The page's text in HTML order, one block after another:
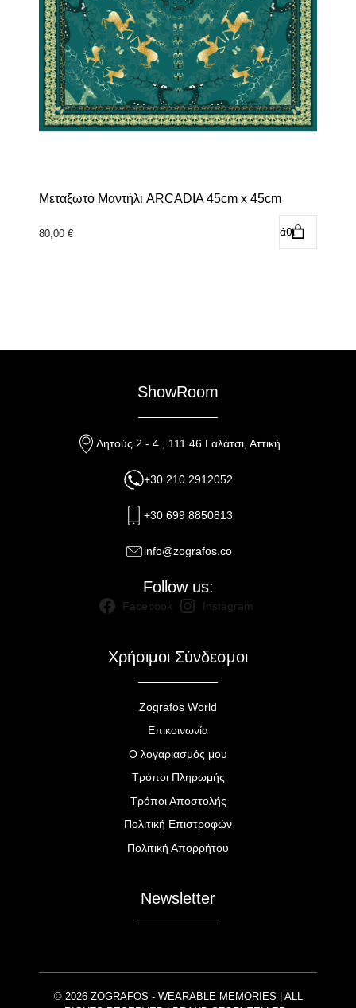
Μεταξωτό Μαντήλι ARCADIA 45cm x 45cm
80,00 € Προσθήκη στο καλάθι
ShowRoom
Λητούς 2 - 4 , 111 46 Γαλάτσι, Αττική
+30 210 2912052
+30 699 8850813
info@zografos.co
Follow us:
Facebook Instagram
Χρήσιμοι Σύνδεσμοι
Zografos World
Επικοινωνία
Ο λογαριασμός μου
Τρόποι Πληρωμής
Τρόποι Αποστολής
Πολιτική Επιστροφών
Πολιτική Απορρήτου
Newsletter
© 2026 ZOGRAFOS - WEARABLE MEMORIES | ALL